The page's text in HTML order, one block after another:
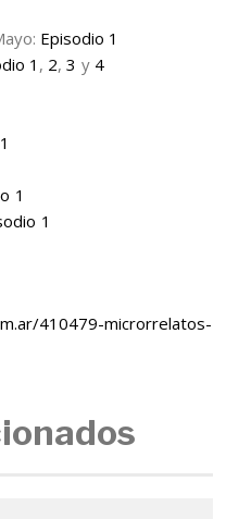
Episodio 1
1 , 2,3 y 4
1
1
410479-microrrelatos-